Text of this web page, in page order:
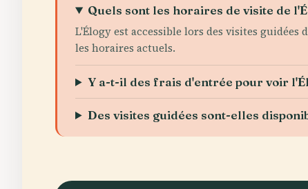
Quels sont les horaires de visite de
L'Élogy est accessible lors des visites
les horaires actuels.
Y a-t-il des frais d'entrée pour voir
Des visites guidées sont-elles